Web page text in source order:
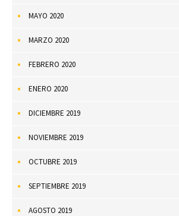
MAYO 2020
MARZO 2020
FEBRERO 2020
ENERO 2020
DICIEMBRE 2019
NOVIEMBRE 2019
OCTUBRE 2019
SEPTIEMBRE 2019
AGOSTO 2019